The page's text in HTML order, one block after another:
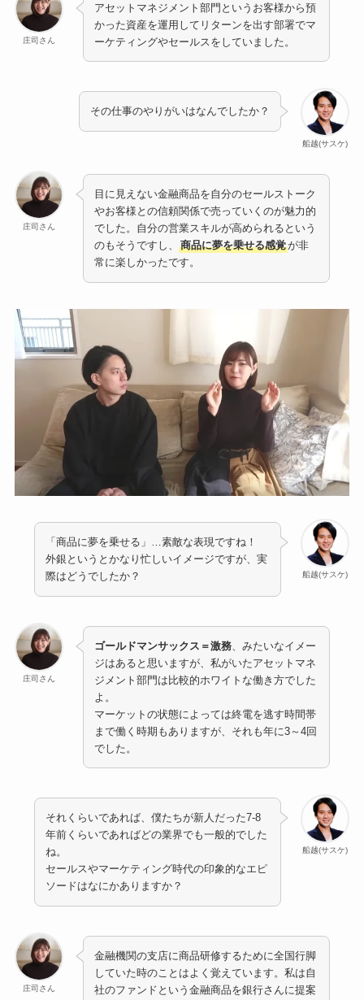
庄司さん
アセットマネジメント部門というお客様から預
かった資産を運用してリターンを出す部署でマ
ーケティングやセールスをしていました。
船越(サスケ)
その仕事のやりがいはなんでしたか？
庄司さん
目に見えない金融商品を自分のセールストーク
やお客様との信頼関係で売っていくのが魅力的
でした。自分の営業スキルが高められるという
のもそうですし、商品に夢を乗せる感覚が非
常に楽しかったです。
船越(サスケ)
「商品に夢を乗せる」…素敵な表現ですね！
外銀というとかなり忙しいイメージですが、実
際はどうでしたか？
庄司さん
ゴールドマンサックス＝激務 、みたいなイメー
ジはあると思いますが、私がいたアセットマネ
ジメント部門は比較的ホワイトな働き方でした
よ。
マーケットの状態によっては終電を逃す時間帯
まで働く時期もありますが、それも年に3～4回
でした。
船越(サスケ)
それくらいであれば、僕たちが新人だった7-8
年前くらいであればどの業界でも一般的でした
ね。
セールスやマーケティング時代の印象的なエピ
ソードはなにかありますか？
庄司さん
金融機関の支店に商品研修するために全国行脚
していた時のことはよく覚えています。私は自
社のファンドという金融商品を銀行さんに提案